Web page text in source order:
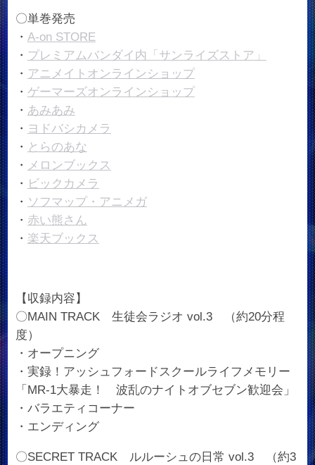
〇単巻発売
・ A-on STORE
・ プレミアムバンダイ内「サンライズストア」
・ アニメイトオンラインショップ
・ ゲーマーズオンラインショップ
・ あみあみ
・ ヨドバシカメラ
・ とらのあな
・ メロンブックス
・ ビックカメラ
・ ソフマップ・アニメガ
・ 赤い熊さん
・ 楽天ブックス
【収録内容】
〇MAIN TRACK 生徒会ラジオ vol.3 （約20分程
度）
・オープニング
・実録！アッシュフォードスクールライフメモリー
「MR-1大暴走！ 波乱のナイトオブセブン歓迎会」
・バラエティコーナー
・エンディング
〇SECRET TRACK ルルーシュの日常 vol.3 （約3